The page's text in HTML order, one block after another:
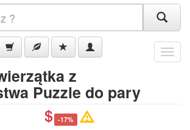
Menu
z
Puzzle do pary
-17%